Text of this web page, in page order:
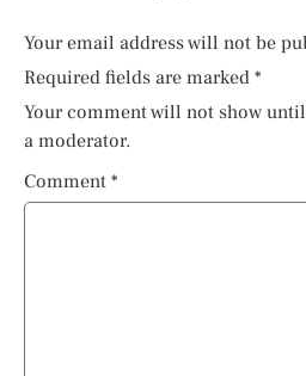
Your email address will not be
Required fields are marked *
Your comment will not show
a moderator.
Comment *